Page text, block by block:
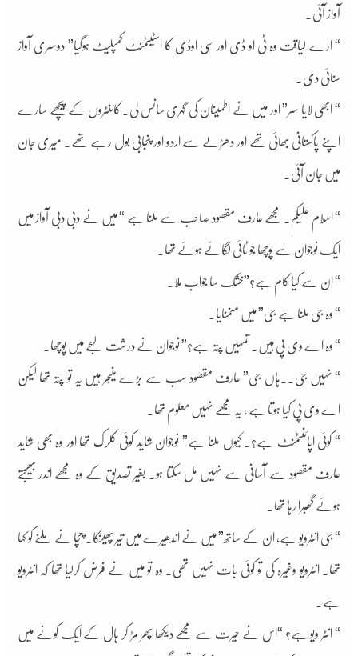
آواز آئی۔
“ ارے لیاقت وہ ٹی او ڈی اور سی اوڈی کا اسٹیٹمنٹ کمپلیٹ ہوگیا” دوسری آواز
سنائی دی۔
“ ابھی لایا سر” اور میں نے اطمینان کی گہری سانس لی۔ کائنٹروں کے پیچھے سارے
اپنے پاکستانی بھائی تھے اور دھڑلے سے اردو اور پنجابی بول رہے تھے۔ میری جان
میں جان آئی۔
“ اسلام علیکم۔ مجھے عارف مقصود صاحب سے ملنا ہے “ میں نے دبی دبی آواز میں
ایک نوجوان سے پوچھا جو ٹائی لگائے ہوئے تھا۔
“ ان سے کیا کام ہے؟”خشک سا جواب ملا۔
“ وہ جی ملنا ہے جی” میں منمنایا۔
“ وہ اے وی پی ہیں۔ تمہیں پتہ ہے؟” نوجوان نے درشت لہجے میں پوچھا۔
“ نہیں جی۔۔ہاں جی” عارف مقصود سب سے بڑے منیجر ہیں یہ تو پتہ تھا لیکن
اے وی پی کیا ہوتا ہے ، یہ مجھے نہیں معلوم تھا۔
“ کوئی اپائنٹمنٹ ہے؟۔ کیوں ملنا ہے” نوجوان شاید کوئی کلرک تھا اور وہ بھی شاید
عارف مقصود سے آسانی سے نہیں مل سکتا ہو۔ بغیر تصدیق کے وہ مجھے اندر بھیجتے
ہوئے گھبرا رہا تھا۔
“ جی انٹرویو ہے، ان کے ساتھ” میں نے اندھیرے میں تیر پھینکا۔ چچا نے ملنے کو کہا
تھا۔ انٹرویو وغیرہ کی تو کوئی بات نہیں تھی۔ وہ تو میں نے فرض کرلیا تھا کہ انٹرویو
ہے۔
“ انٹر ویو ہے؟ “اس نے حیرت سے مجھے دیکھا پھر مڑ کر ہال کے ایک کونے میں